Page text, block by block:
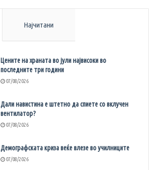
Најчитани
Цените на храната во јули највисоки во
последните три години
07/08/2026
Дали навистина е штетно да спиете со вклучен
вентилатор?
07/08/2026
Демографската криза веќе влезе во училниците
07/08/2026